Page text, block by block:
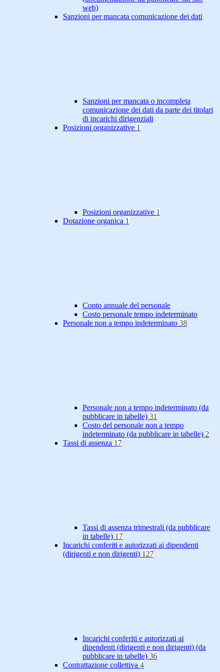
web)
Sanzioni per mancata comunicazione dei dati
Sanzioni per mancata o incompleta
comunicazione dei dati da parte dei titolari
di incarichi dirigenziali
Posizioni organizzative 1
Posizioni organizzative 1
Dotazione organica 1
Conto annuale del personale
Costo personale tempo indeterminato
Personale non a tempo indeterminato 38
Personale non a tempo indeterminato (da
pubblicare in tabelle) 31
Costo del personale non a tempo
indeterminato (da pubblicare in tabelle) 2
Tassi di assenza 17
Tassi di assenza trimestrali (da pubblicare
in tabelle) 17
Incarichi conferiti e autorizzati ai dipendenti
(dirigenti e non dirigenti) 127
Incarichi conferiti e autorizzati ai
dipendenti (dirigenti e non dirigenti) (da
pubblicare in tabelle) 36
Contrattazione collettiva 4